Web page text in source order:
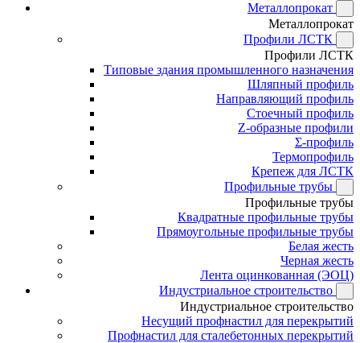
Металлопрокат
Металлопрокат
Профили ЛСТК
Профили ЛСТК
Типовые здания промышленного назначения
Шляпный профиль
Направляющий профиль
Стоечный профиль
Z-образные профили
Σ-профиль
Термопрофиль
Крепеж для ЛСТК
Профильные трубы
Профильные трубы
Квадратные профильные трубы
Прямоугольные профильные трубы
Белая жесть
Черная жесть
Лента оцинкованная (ЭОЦ)
Индустриальное строительство
Индустриальное строительство
Несущий профнастил для перекрытий
Профнастил для сталебетонных перекрытий